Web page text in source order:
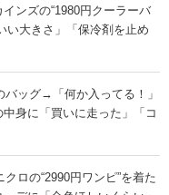
ンズの“1980円クーラーバ
大きさ」「保冷剤を止め
バッグ→「何か入ってる！」
身に「買いに走った」「コ
ロの“2990円ワンピ”を着た